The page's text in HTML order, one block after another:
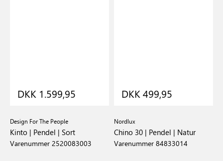
DKK 1.599,95
Design For The People
Kinto | Pendel | Sort
Varenummer 2520083003
DKK 499,95
Nordlux
Chino 30 | Pendel | Natur
Varenummer 84833014